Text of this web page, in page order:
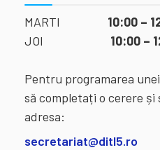
MARTI 10:00 –
JOI 10:00 –
Pentru programarea
să completați o cerere
adresa:
secretariat@ditl5.ro